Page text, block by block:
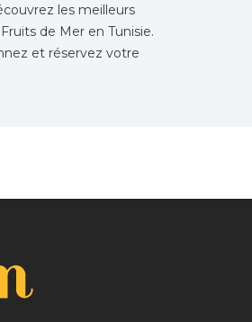
les meilleurs
de Mer en Tunisie.
et réservez votre